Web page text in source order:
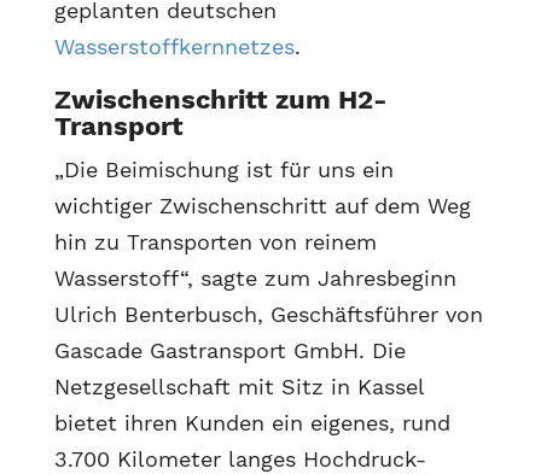
geplanten deutschen
Wasserstoffkernnetzes.
Zwischenschritt zum H2-
Transport
„Die Beimischung ist für uns ein
wichtiger Zwischenschritt auf dem Weg
hin zu Transporten von reinem
Wasserstoff“, sagte zum Jahresbeginn
Ulrich Benterbusch, Geschäftsführer von
Gascade Gastransport GmbH. Die
Netzgesellschaft mit Sitz in Kassel
bietet ihren Kunden ein eigenes, rund
3.700 Kilometer langes Hochdruck-